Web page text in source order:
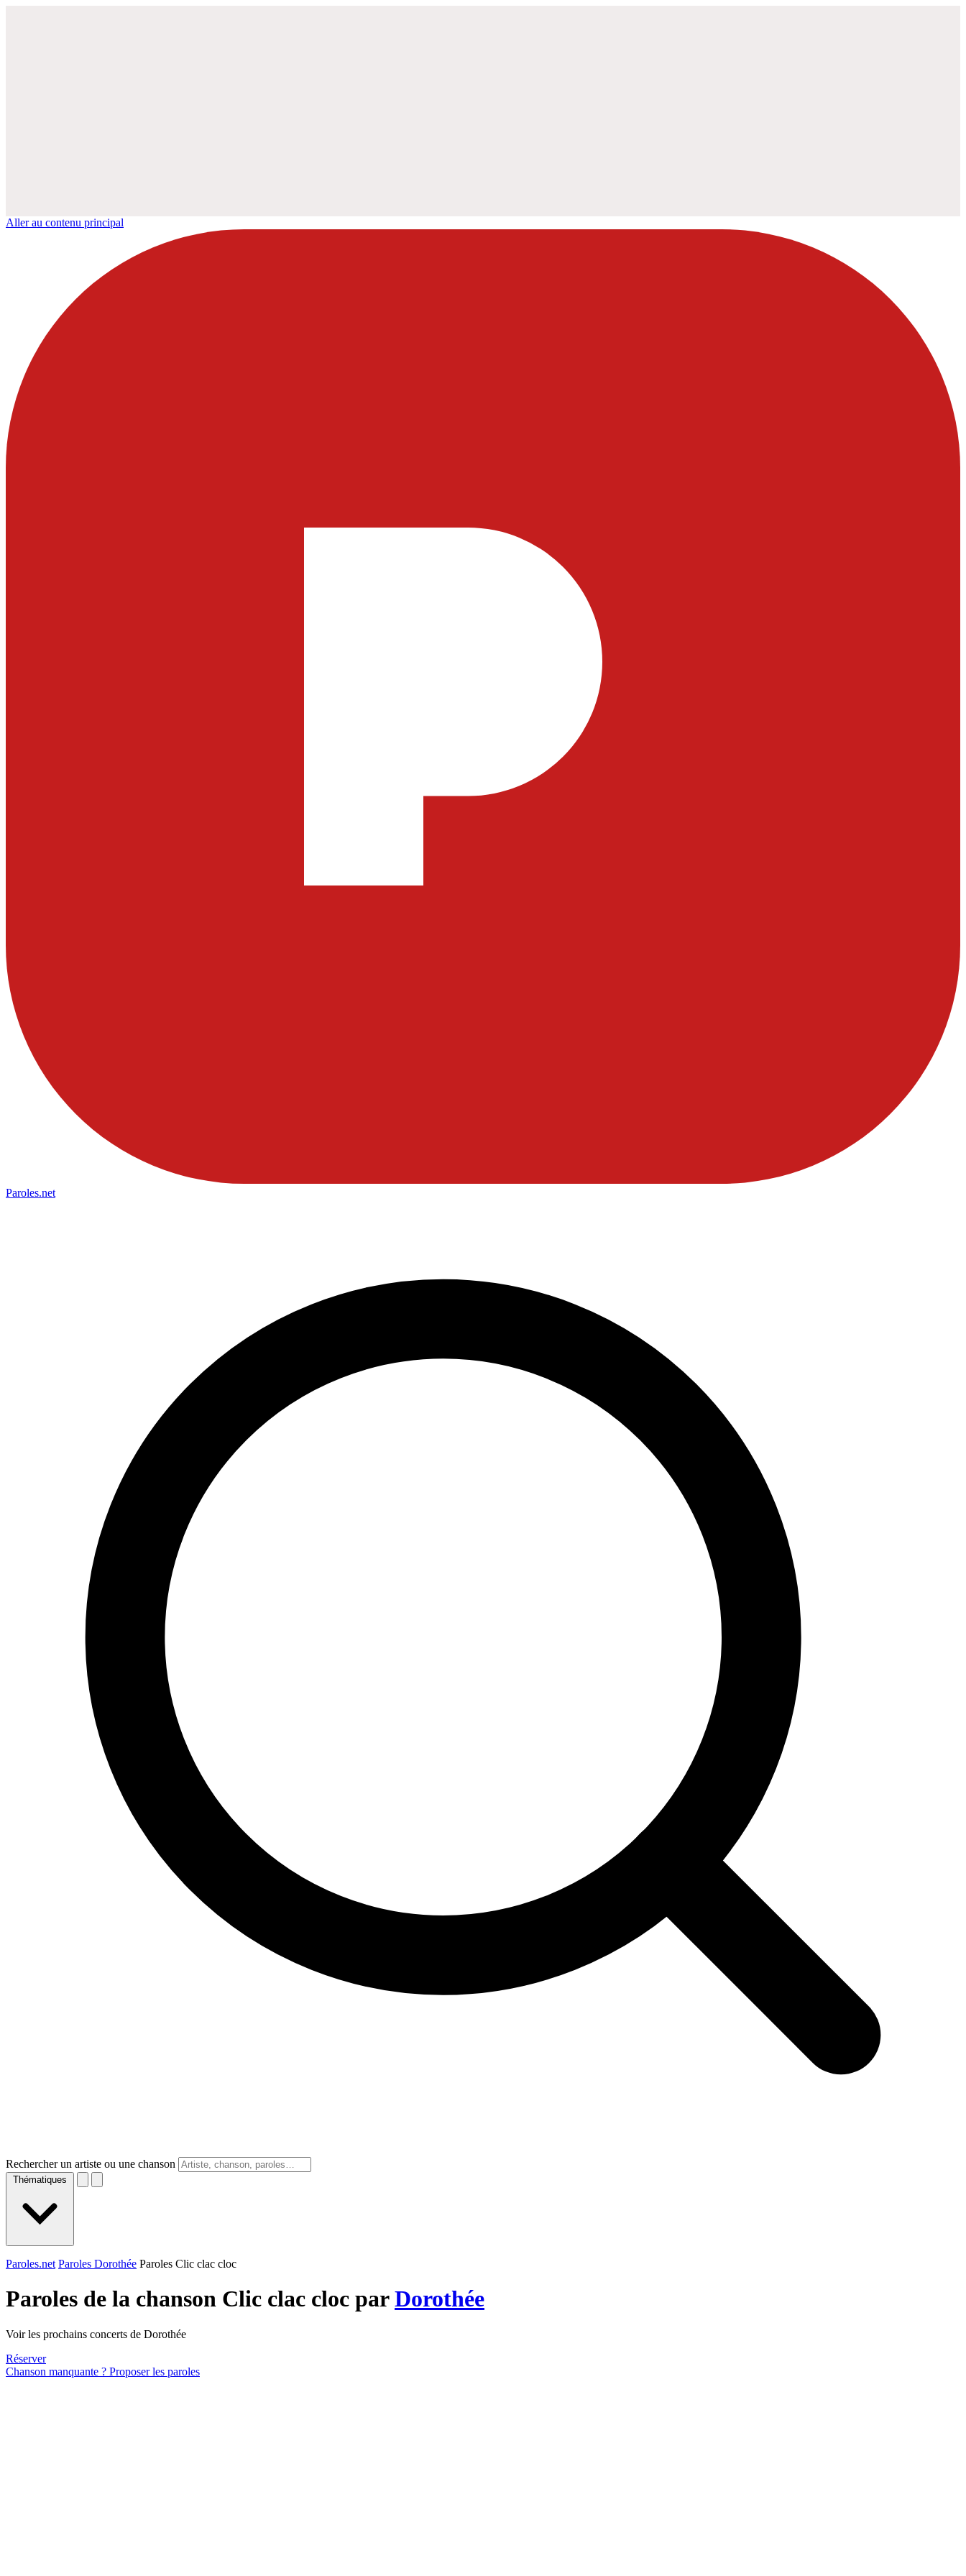
Aller au contenu principal
Paroles.net
Rechercher un artiste ou une chanson
Thématiques
Paroles.net Paroles Dorothée Paroles Clic clac cloc
Paroles de la chanson Clic clac cloc parDorothée
Voir les prochains concerts de Dorothée
Réserver
Chanson manquante ? Proposer les paroles